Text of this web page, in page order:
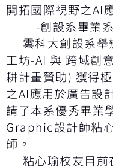
開拓國際視野之AI
-創設系畢業系
雲科大創設系舉
工坊-AI 與 跨域創
耕計畫贊助) 獲得
之AI應用於廣告設
請了本系優秀畢業
Graphic設計師粘
師。
粘心瑜校友目前